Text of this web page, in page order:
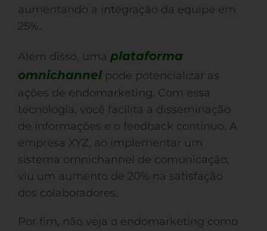
aumentando a integração da equipe em
25%.
Além disso, uma plataforma
omnichannel pode potencializar as
ações de endomarketing. Com essa
tecnologia, você facilita a disseminação
de informações e o feedback contínuo. A
empresa XYZ, ao implementar um
sistema omnichannel de comunicação,
viu um aumento de 20% na satisfação
dos colaboradores.
Por fim, não veja o endomarketing como